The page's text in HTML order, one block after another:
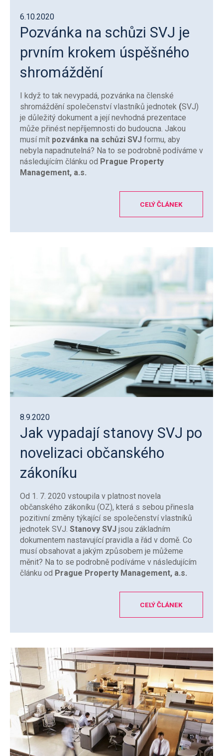
6.10.2020
Pozvánka na schůzi SVJ je
prvním krokem úspěšného
shromáždění
I když to tak nevypadá, pozvánka na členské
shromáždění společenství vlastníků jednotek (SVJ)
je důležitý dokument a její nevhodná prezentace
může přinést nepříjemnosti do budoucna. Jakou
musí mít pozvánka na schůzi SVJ formu, aby
nebyla napadnutelná? Na to se podrobně podíváme v
následujícím článku od Prague Property
Management, a.s.
CELÝ ČLÁNEK
8.9.2020
Jak vypadají stanovy SVJ po
novelizaci občanského
zákoníku
Od 1. 7. 2020 vstoupila v platnost novela
občanského zákoníku (OZ), která s sebou přinesla
pozitivní změny týkající se společenství vlastníků
jednotek SVJ. Stanovy SVJ jsou základním
dokumentem nastavující pravidla a řád v domě. Co
musí obsahovat a jakým způsobem je můžeme
měnit? Na to se podrobně podíváme v následujícím
článku od Prague Property Management, a.s.
CELÝ ČLÁNEK